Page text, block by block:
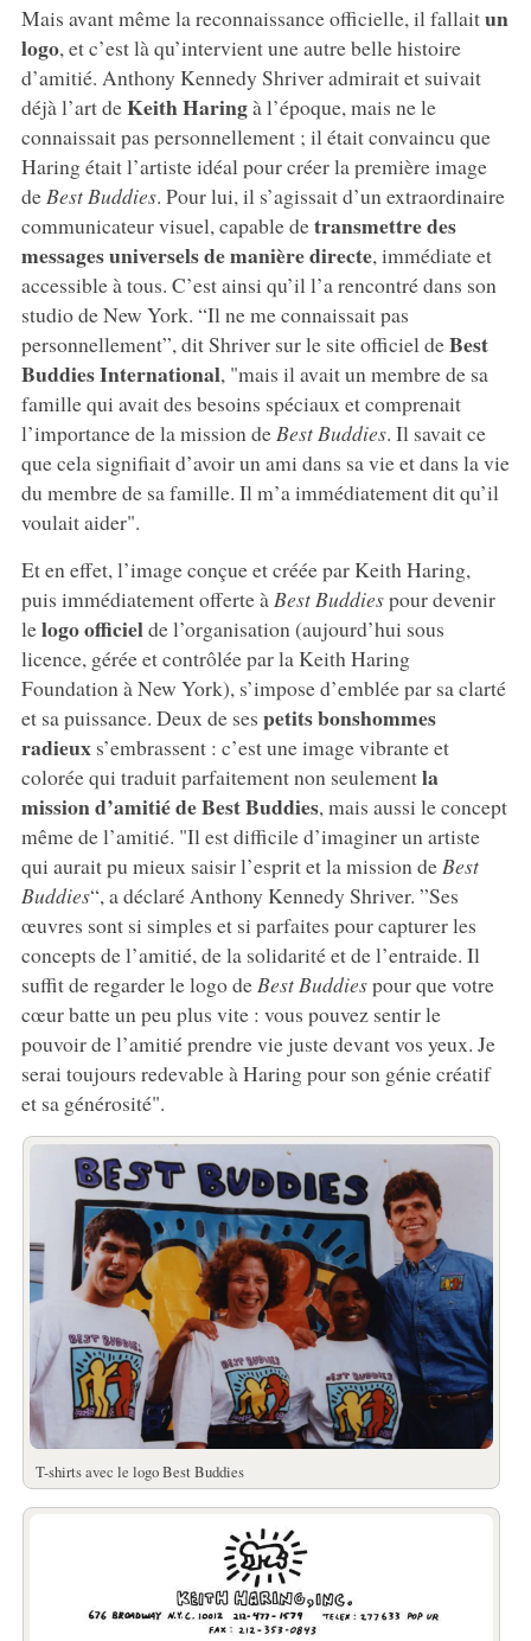
Mais avant même la reconnaissance officielle, il fallaitun
logo, et c’est là qu’intervient une autre belle histoire
d’amitié. Anthony Kennedy Shriver admirait et suivait
déjà l’art deKeith Haringà l’époque, mais ne le
connaissait pas personnellement ; il était convaincu que
Haring était l’artiste idéal pour créer la première image
de Best Buddies. Pour lui, il s’agissait d’un extraordinaire
communicateur visuel, capable detransmettre des
messages universels de manière directe, immédiate et
accessible à tous. C’est ainsi qu’il l’a rencontré dans son
studio de New York. “Il ne me connaissait pas
personnellement”, dit Shriver sur le site officiel deBest
Buddies International, "mais il avait un membre de sa
famille qui avait des besoins spéciaux et comprenait
l’importance de la mission de Best Buddies. Il savait ce
que cela signifiait d’avoir un ami dans sa vie et dans la vie
du membre de sa famille. Il m’a immédiatement dit qu’il
voulait aider".
Et en effet, l’image conçue et créée par Keith Haring,
puis immédiatement offerte à Best Buddiespour devenir
lelogo officielde l’organisation (aujourd’hui sous
licence, gérée et contrôlée par la Keith Haring
Foundation à New York), s’impose d’emblée par sa clarté
et sa puissance. Deux de ses petits bonshommes
radieuxs’embrassent : c’est une image vibrante et
colorée qui traduit parfaitement non seulementla
mission d’amitié de Best Buddies, mais aussi le concept
même de l’amitié. "Il est difficile d’imaginer un artiste
qui aurait pu mieux saisir l’esprit et la mission de Best
Buddies“, a déclaré Anthony Kennedy Shriver. ”Ses
œuvres sont si simples et si parfaites pour capturer les
concepts de l’amitié, de la solidarité et de l’entraide. Il
suffit de regarder le logo de Best Buddiespour que votre
cœur batte un peu plus vite : vous pouvez sentir le
pouvoir de l’amitié prendre vie juste devant vos yeux. Je
serai toujours redevable à Haring pour son génie créatif
et sa générosité".
T-shirts avec le logo Best Buddies